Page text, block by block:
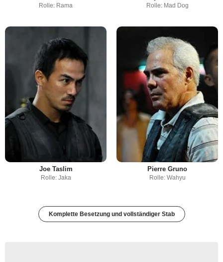
Rolle: Rama Rolle: Mad Dog
Joe Taslim
Rolle: Jaka
Pierre Gruno
Rolle: Wahyu
Komplette Besetzung und vollständiger Stab